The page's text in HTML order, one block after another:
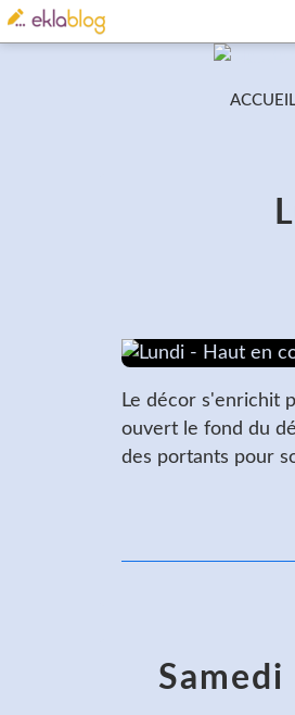
Le décor s'enrichit
ouvert le fond du
des portants pour